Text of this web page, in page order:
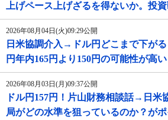
上げペース上げざるを得ないか。投
2026年08月04日(火)09:29公開
日米協調介入→ドル円どこまで下が
円年内165円より150円の可能性が高い
2026年08月03日(月)09:37公開
ドル円157円！片山財務相談話→日米
局がどの水準を狙っているのか？がポ